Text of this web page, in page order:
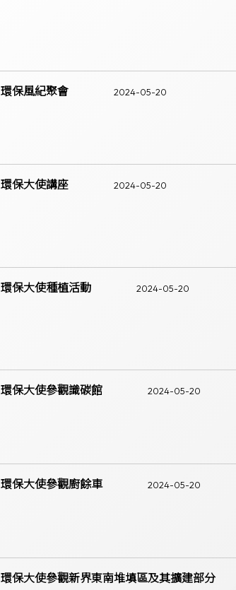
環保風紀聚會 2024-05-20
環保大使講座 2024-05-20
環保大使種植活動 2024-05-20
環保大使參觀識碳館 2024-05-20
環保大使參觀廚餘車 2024-05-20
環保大使參觀新界東南堆填區及其擴建部分